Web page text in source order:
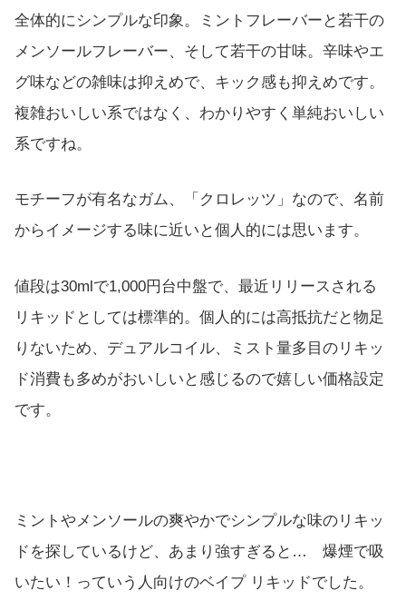
全体的にシンプルな印象。ミントフレーバーと若干の
メンソールフレーバー、そして若干の甘味。辛味やエ
グ味などの雑味は抑えめで、キック感も抑えめです。
複雑おいしい系ではなく、わかりやすく単純おいしい
系ですね。
モチーフが有名なガム、「クロレッツ」なので、名前
からイメージする味に近いと個人的には思います。
値段は30mlで1,000円台中盤で、最近リリースされる
リキッドとしては標準的。個人的には高抵抗だと物足
りないため、デュアルコイル、ミスト量多目のリキッ
ド消費も多めがおいしいと感じるので嬉しい価格設定
です。
ミントやメンソールの爽やかでシンプルな味のリキッ
ドを探しているけど、あまり強すぎると… 爆煙で吸
いたい！っていう人向けのベイプ リキッドでした。